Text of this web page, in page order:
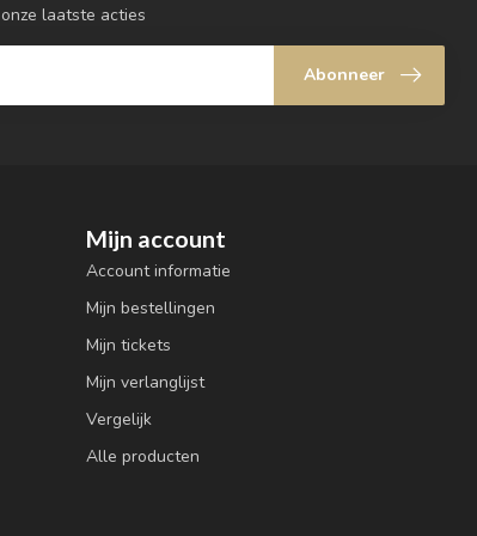
laatste acties
Abonneer
Mijn account
Account informatie
Mijn bestellingen
Mijn tickets
Mijn verlanglijst
Vergelijk
Alle producten